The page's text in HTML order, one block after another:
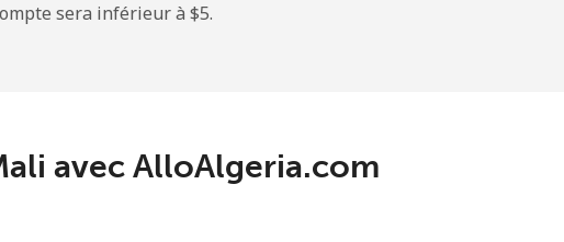
⁦$5⁩
sera inférieur à ⁦$5⁩.
avec AlloAlgeria.com